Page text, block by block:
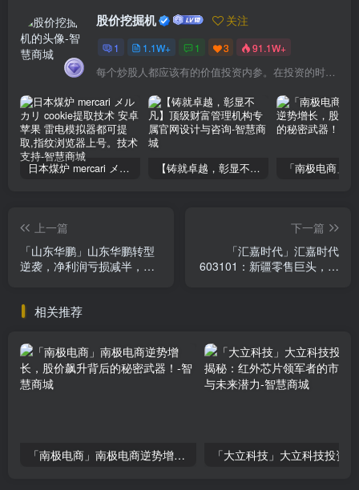
股价挖掘机 关注
1 1.1W+ 1 3 91.1W+
每个炒股人都应该有的价值投资内参。在投资的时候，我们把自己看成是企业分析师——而不是市场分析师，也不是宏观经济分析师，更不是证券分析师。
日本煤炉 mercari メルカリ cookie提取技术 安卓 苹果 雷电模拟器都可提取,指纹浏览器上号。技术支持 【铸就卓越，彰显不凡】顶级财富管理机构专属官网设计与咨询
上一篇
「山东华鹏」山东华鹏转型
逆袭，净利润亏损减半，投
下一篇
「汇嘉时代」汇嘉时代
603101：新疆零售巨头，盈
相关推荐
「南极电商」南极电商逆势增长，股价飙升背后的秘密武器！